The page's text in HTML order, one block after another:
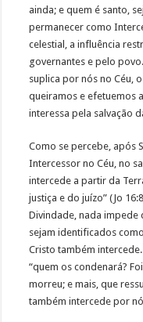
ainda; e quem é santo,
permanecer como
celestial, a influência
governantes e pelo
suplica por nós no Céu,
queiramos e efetuemos
interessa pela salvação
Como se percebe, após
Intercessor no Céu, no
intercede a partir da
justiça e do juízo” (Jo
Divindade, nada impede
sejam identificados
Cristo também
“quem os condenará?
morreu; e mais, que
também intercede por